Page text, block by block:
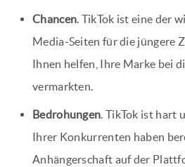
Chancen. TikTok ist eine der
Media-Seiten für die jüngere
Ihnen helfen, Ihre Marke bei
vermarkten.
Bedrohungen. TikTok ist hart
Ihrer Konkurrenten haben
Anhängerschaft auf der